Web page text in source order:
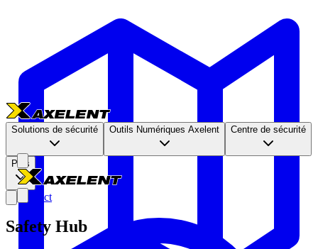
Solutions de sécurité Outils Numériques Axelent Centre de sécurité
Plus
Contact
Safety Hub